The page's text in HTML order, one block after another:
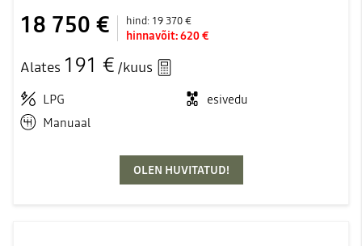
18 750 € hind: 19 370 €
hinnavõit:620 €
Alates 191 € /kuus
LPG
esivedu
Manuaal
OLEN HUVITATUD!